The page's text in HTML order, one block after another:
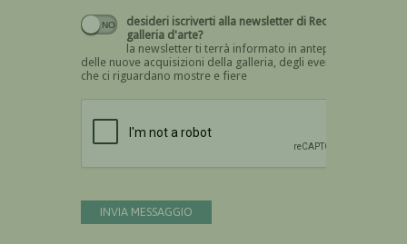
desideri iscriverti alla newsletter di Recta
galleria d'arte?
la newsletter ti terrà informato in anteprima
delle nuove acquisizioni della galleria, degli eventi
che ci riguardano mostre e fiere
INVIA MESSAGGIO